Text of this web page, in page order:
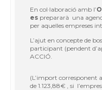
En col·laboració amb l’
es prepararà una
per aquelles empreses
L’ajut en concepte de
participant (pendent
ACCIÓ.
(L’import corresponent
de 1.123,88€ , si